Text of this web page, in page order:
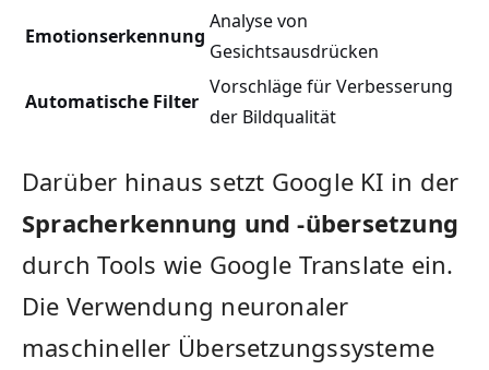
Emotionserkennung
Analyse von
Gesichtsausdrücken
Automatische Filter
Vorschläge für Verbesserung
der ⁢Bildqualität
Darüber hinaus setzt Google KI in ⁣der
Spracherkennung‍ und -übersetzung
durch Tools wie ⁤Google⁢ Translate ein.
Die Verwendung neuronaler
maschineller Übersetzungssysteme⁤